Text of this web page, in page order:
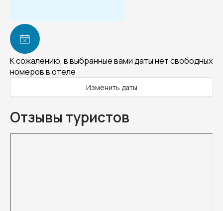
К сожалению, в выбранные вами даты нет свободных
номеров в отеле
Изменить даты
Отзывы туристов